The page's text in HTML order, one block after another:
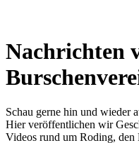
Nachrichten
Schau gerne hin und wieder
Hier veröffentlichen wir
Videos rund um Roding, den